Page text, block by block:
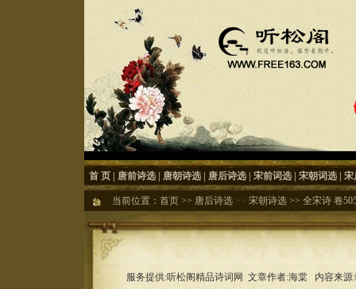
首 页 唐前诗选 唐朝诗选 唐后诗选 宋前词选 宋朝词选 宋
当前位置： 首页 >> 唐后诗选 >> 宋朝诗选 >> 全宋诗 卷
服务提供:听松阁精品诗词网 文章作者:海棠 内容来